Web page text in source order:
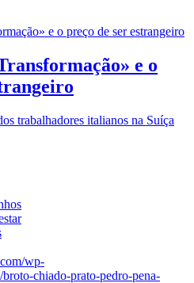
e o
trabalhadores italianos na Suíça
wp-
chiado-prato-pedro-pena-